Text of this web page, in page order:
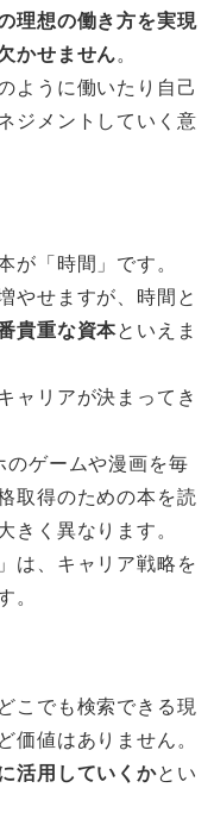
理想の働き方を実現
かせません。
ように働いたり自己
ジメントしていく意
が「時間」です。
やせますが、時間と
貴重な資本といえま
ャリアが決まってき
のゲームや漫画を毎
取得のための本を読
きく異なります。
は、キャリア戦略を
。
こでも検索できる現
価値はありません。
活用していくかとい